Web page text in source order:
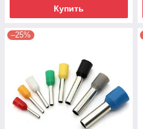
Купить
–25%